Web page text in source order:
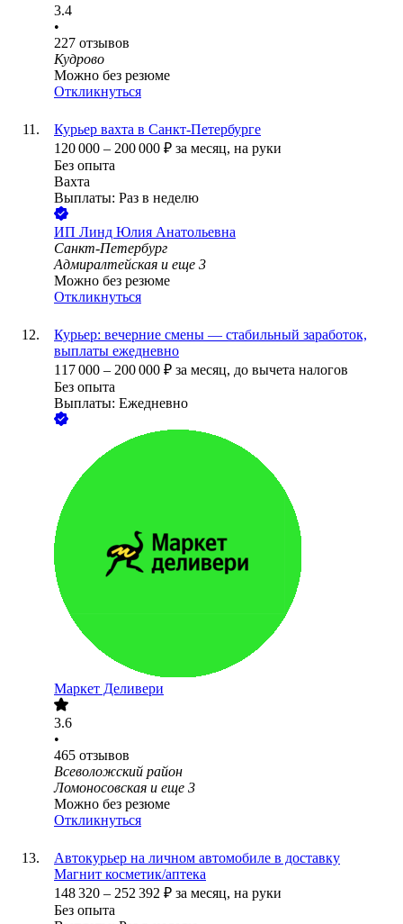
3.4
•
227 отзывов
Кудрово
Можно без резюме
Откликнуться
Курьер вахта в Санкт-Петербурге
120 000 – 200 000 ₽ за месяц, на руки
Без опыта
Вахта
Выплаты: Раз в неделю
ИП Линд Юлия Анатольевна
Санкт-Петербург
Адмиралтейская и еще 3
Можно без резюме
Откликнуться
Курьер: вечерние смены — стабильный заработок,
выплаты ежедневно
117 000 – 200 000 ₽ за месяц, до вычета налогов
Без опыта
Выплаты: Ежедневно
Маркет Деливери
3.6
•
465 отзывов
Всеволожский район
Ломоносовская и еще 3
Можно без резюме
Откликнуться
Автокурьер на личном автомобиле в доставку
Магнит косметик/аптека
148 320 – 252 392 ₽ за месяц, на руки
Без опыта